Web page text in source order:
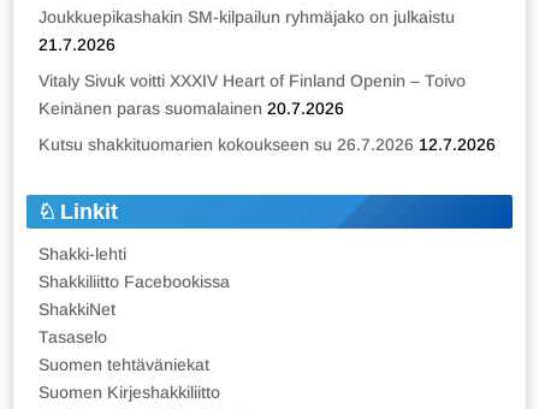
Joukkuepikashakin SM-kilpailun ryhmäjako on julkaistu
21.7.2026
Vitaly Sivuk voitti XXXIV Heart of Finland Openin – Toivo
Keinänen paras suomalainen 20.7.2026
Kutsu shakkituomarien kokoukseen su 26.7.2026 12.7.2026
Linkit
Shakki-lehti
Shakkiliitto Facebookissa
ShakkiNet
Tasaselo
Suomen tehtäväniekat
Suomen Kirjeshakkiliitto